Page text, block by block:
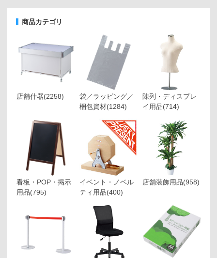
商品カテゴリ
店舗什器(2258)
袋／ラッピング／
梱包資材(1284)
陳列・ディスプレ
イ用品(714)
看板・POP・掲示
用品(795)
イベント・ノベル
ティ用品(400)
店舗装飾用品(958)